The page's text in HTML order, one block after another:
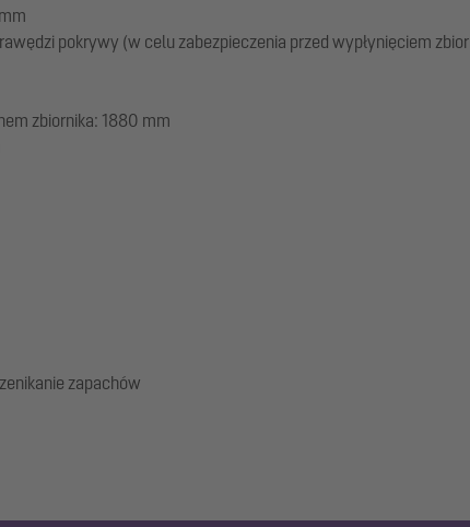
pokrywy (w celu zabezpieczenia przed wypłynięciem
zbiornika: 1880 mm
zapachów